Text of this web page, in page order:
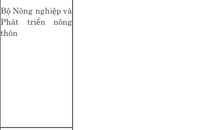
Bộ Nông nghiệp và
Phát triển nông
thôn